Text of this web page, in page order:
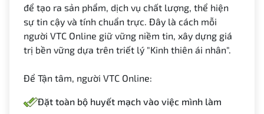
để tạo ra sản phẩm, dịch vụ chất lượng, thể hiện
sự tin cậy và tính chuẩn trực. Đây là cách mỗi
người VTC Online giữ vững niềm tin, xây dựng giá
trị bền vững dựa trên triết lý "Kinh thiên ái nhân".
Để Tận tâm, người VTC Online:
Đặt toàn bộ huyết mạch vào việc mình làm